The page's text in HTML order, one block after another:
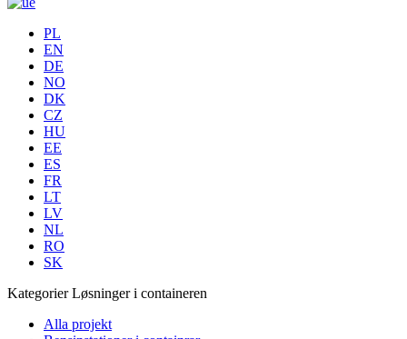
PL
EN
DE
NO
DK
CZ
HU
EE
ES
FR
LT
LV
NL
RO
SK
Kategorier Løsninger i containeren
Alla projekt